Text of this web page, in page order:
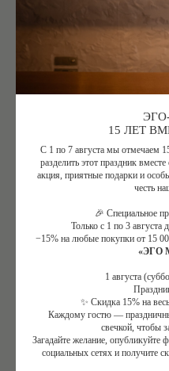
СПА И
ЖЕНСКОЕ
интересные
ГОРМОНЫ
РАДОСТИ
Женский организм чутко
колебания. При
уровень кортизола, что
расслаблении в
«гормонов радости» —
также нормализуется
настроение, энергию и
15 ЛЕТ
С 1 по 7 августа мы отмечаем
разделить этот праздник
акция, приятные подарки и
честь
🎉 Специальное
Только с 1 по 3 августа
−15% на любые покупки от 15
«ЭГО
1 августа
✨ Скидка 15% на
Каждому гостю —
свечкой, чтобы
Загадайте желание, опубликуйте
социальных сетях и получите